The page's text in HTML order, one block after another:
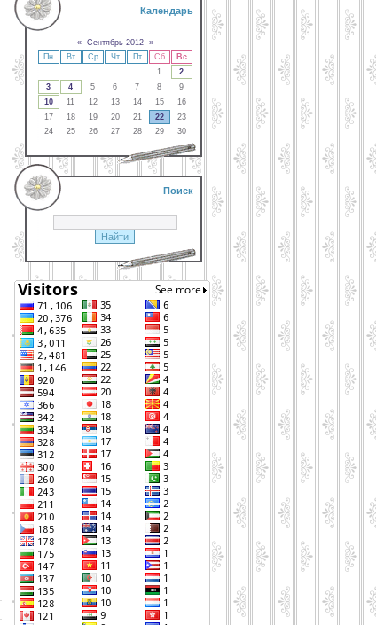
Календарь
« Сентябрь 2012
»
Пн
Вт Ср Чт Пт Сб
Вс
1
2
3
4 5 6 7 8
9
10
11 12 13 14 15
16
17
18 19 20 21 22
23
24
25 26 27 28 29 30
Поиск